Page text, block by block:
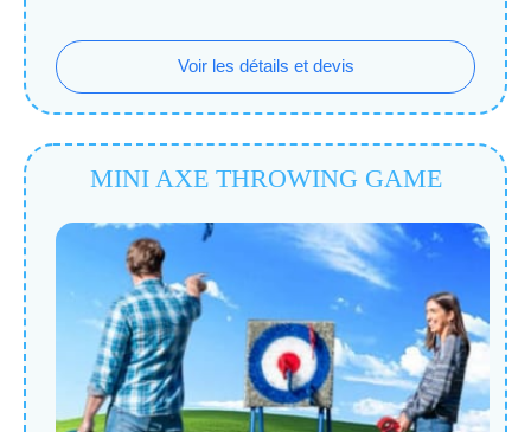
Voir les détails et devis
MINI AXE THROWING GAME